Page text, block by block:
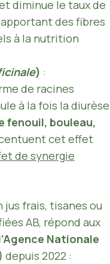
diminue le taux de
des fibres
à la nutrition
) :
de racines
à la fois la diurèse
fenouil, bouleau,
cet effet
de synergie
jus frais, tisanes ou
AB, répond aux
Nationale
depuis 2022 :